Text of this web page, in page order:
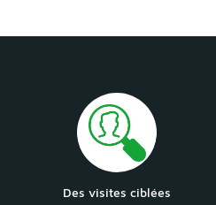
Des visites ciblées